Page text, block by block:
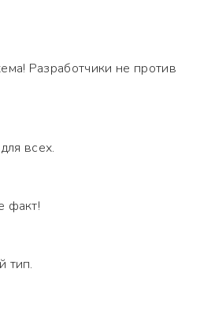
Разработчики не против
всех.
факт!
тип.